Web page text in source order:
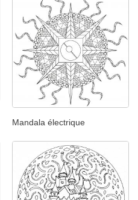
Mandala électrique